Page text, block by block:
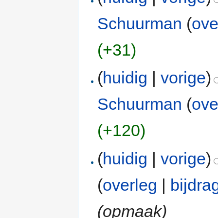
Schuurman (
(+31)
(huidig |vorige)
Schuurman (
(+120)
(huidig |vorige)
(overleg |
(opmaak)